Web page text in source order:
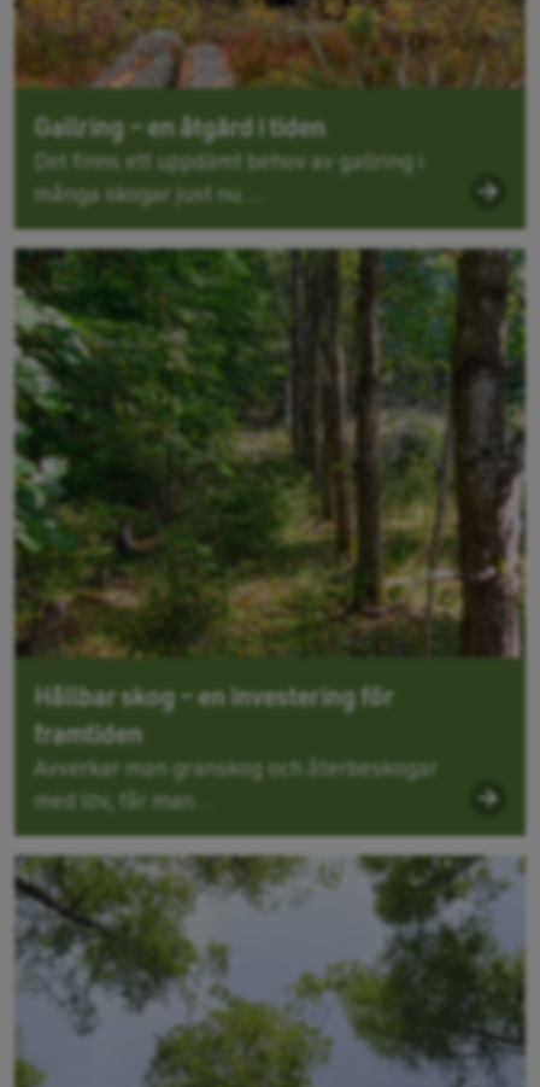
Gallring – en åtgärd i tiden
Det finns ett uppdämt behov av gallring i
många skogar just nu....
Hållbar skog – en investering för
framtiden
Avverkar man granskog och återbeskogar
med löv, får man...